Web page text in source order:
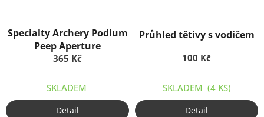
Specialty Archery Podium
Peep Aperture
365 Kč
SKLADEM
Detail
Průhled tětivy s vodičem
100 Kč
SKLADEM (4 KS)
Detail